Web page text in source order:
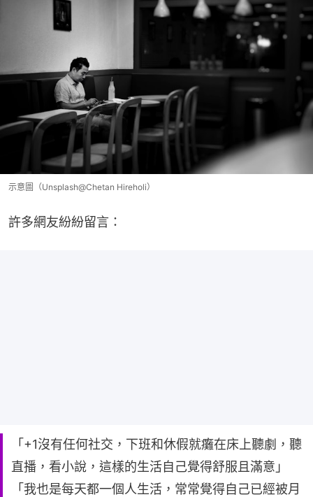
示意圖（Unsplash@Chetan Hireholi）
許多網友紛紛留言：
「+1沒有任何社交，下班和休假就癱在床上聽劇，聽
直播，看小說，這樣的生活自己覺得舒服且滿意」
「我也是每天都一個人生活，常常覺得自己已經被月